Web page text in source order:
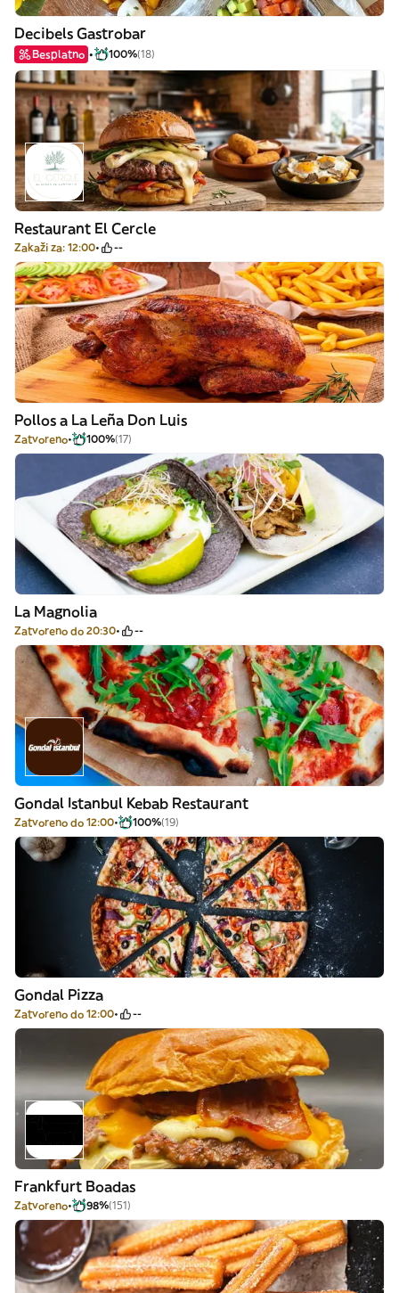
Decibels Gastrobar
Besplatno 100%(18)
Restaurant El Cercle
Zakaži za: 12:00 --
Pollos a La Leña Don Luis
Zatvoreno 100%(17)
La Magnolia
Zatvoreno do 20:30 --
Gondal Istanbul Kebab Restaurant
Zatvoreno do 12:00 100%(19)
Gondal Pizza
Zatvoreno do 12:00 --
Frankfurt Boadas
Zatvoreno 98%(151)